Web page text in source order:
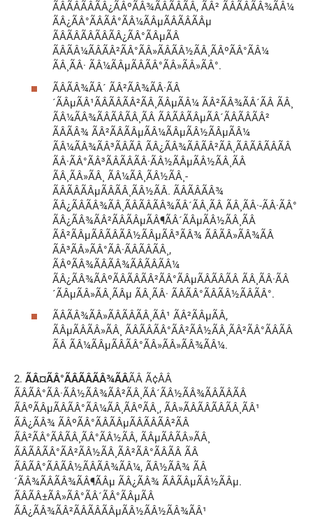
ÃÂÃÂÃÂÃÂ¿ÃÂºÃÂ¾ÃÂÃÂÃÂ, ÃÂ² ÃÂÃÂÃÂ¾ÃÂ¼
ÃÂ¿ÃÂ°ÃÂÃÂ°ÃÂ¼ÃÂµÃÂÃÂÃÂµ
ÃÂÃÂÃÂÃÂÃÂ¿ÃÂ°ÃÂµÃÂ
ÃÂÃÂ¼ÃÂÃÂ²ÃÂ°ÃÂ»ÃÂÃÂ½ÃÂ¸ÃÂºÃÂ°ÃÂ¼
ÃÂ¸ÃÂ· ÃÂ¼ÃÂµÃÂÃÂ°ÃÂ»ÃÂ»ÃÂ°.
ÃÂÃÂ¾ÃÂ´ ÃÂ²ÃÂ¾ÃÂ·ÃÂ
´ÃÂµÃÂ¹ÃÂÃÂÃÂ²ÃÂ¸ÃÂµÃÂ¼ ÃÂ²ÃÂ¾ÃÂ´ÃÂ ÃÂ¸
ÃÂ¼ÃÂ¾ÃÂÃÂÃÂ¸ÃÂ ÃÂÃÂÃÂµÃÂ´ÃÂÃÂÃÂ²
ÃÂÃÂ¾ ÃÂ²ÃÂÃÂµÃÂ¼ÃÂµÃÂ½ÃÂµÃÂ¼
ÃÂ¼ÃÂ¾ÃÂ³ÃÂÃÂ ÃÂ¿ÃÂ¾ÃÂÃÂ²ÃÂ¸ÃÂÃÂÃÂÃÂ
ÃÂ·ÃÂ°ÃÂ³ÃÂÃÂÃÂ·ÃÂ½ÃÂµÃÂ½ÃÂ¸ÃÂ
ÃÂ¸ÃÂ»ÃÂ¸ ÃÂ¼ÃÂ¸ÃÂ½ÃÂ¸-
ÃÂÃÂÃÂµÃÂÃÂ¸ÃÂ½ÃÂ. ÃÂ­ÃÂÃÂ¾
ÃÂ¿ÃÂÃÂ¾ÃÂ¸ÃÂÃÂÃÂ¾ÃÂ´ÃÂ¸ÃÂ ÃÂ¸ÃÂ·-ÃÂ·ÃÂ°
ÃÂ¿ÃÂ¾ÃÂ²ÃÂÃÂµÃÂ¶ÃÂ´ÃÂµÃÂ½ÃÂ¸ÃÂ
ÃÂ²ÃÂµÃÂÃÂÃÂ½ÃÂµÃÂ³ÃÂ¾ ÃÂÃÂ»ÃÂ¾ÃÂ
ÃÂ³ÃÂ»ÃÂ°ÃÂ·ÃÂÃÂÃÂ¸,
ÃÂºÃÂ¾ÃÂÃÂ¾ÃÂÃÂÃÂ¼
ÃÂ¿ÃÂ¾ÃÂºÃÂÃÂÃÂ²ÃÂ°ÃÂµÃÂÃÂÃÂ ÃÂ¸ÃÂ·ÃÂ
´ÃÂµÃÂ»ÃÂ¸ÃÂµ ÃÂ¸ÃÂ· ÃÂÃÂ°ÃÂÃÂ½ÃÂÃÂ°.
ÃÂÃÂ¾ÃÂ»ÃÂÃÂÃÂ¸ÃÂ¹ ÃÂ²ÃÂµÃÂ,
ÃÂµÃÂÃÂ»ÃÂ¸ ÃÂÃÂÃÂ°ÃÂ²ÃÂ½ÃÂ¸ÃÂ²ÃÂ°ÃÂÃÂ
ÃÂ ÃÂ¼ÃÂµÃÂÃÂ°ÃÂ»ÃÂ»ÃÂ¾ÃÂ¼.
2. ÃÂ¤ÃÂ°ÃÂÃÂÃÂ¾ÃÂÃÂ Ã¢ÂÂ
ÃÂÃÂ°ÃÂ·ÃÂ½ÃÂ¾ÃÂ²ÃÂ¸ÃÂ´ÃÂ½ÃÂ¾ÃÂÃÂÃÂ
ÃÂºÃÂµÃÂÃÂ°ÃÂ¼ÃÂ¸ÃÂºÃÂ¸, ÃÂ»ÃÂÃÂÃÂÃÂ¸ÃÂ¹
ÃÂ¿ÃÂ¾ ÃÂºÃÂ°ÃÂÃÂµÃÂÃÂÃÂ²ÃÂ
ÃÂ²ÃÂ°ÃÂÃÂ¸ÃÂ°ÃÂ½ÃÂ, ÃÂµÃÂÃÂ»ÃÂ¸
ÃÂÃÂÃÂ°ÃÂ²ÃÂ½ÃÂ¸ÃÂ²ÃÂ°ÃÂÃÂ ÃÂ
ÃÂÃÂ°ÃÂÃÂ½ÃÂÃÂ¾ÃÂ¼, ÃÂ½ÃÂ¾ ÃÂ
´ÃÂ¾ÃÂÃÂ¾ÃÂ¶ÃÂµ ÃÂ¿ÃÂ¾ ÃÂÃÂµÃÂ½ÃÂµ.
ÃÂÃÂ±ÃÂ»ÃÂ°ÃÂ´ÃÂ°ÃÂµÃÂ
ÃÂ¿ÃÂ¾ÃÂ²ÃÂÃÂÃÂµÃÂ½ÃÂ½ÃÂ¾ÃÂ¹